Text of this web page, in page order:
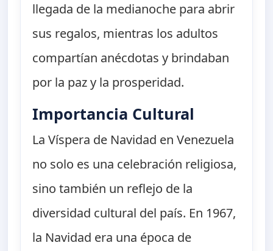
llegada de la medianoche para abrir
sus regalos, mientras los adultos
compartían anécdotas y brindaban
por la paz y la prosperidad.
Importancia Cultural
La Víspera de Navidad en Venezuela
no solo es una celebración religiosa,
sino también un reflejo de la
diversidad cultural del país. En 1967,
la Navidad era una época de